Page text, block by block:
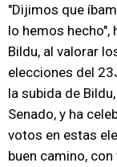
"Dijimos que
lo hemos hecho",
Bildu, al valorar
elecciones del
la subida de
Senado, y ha
votos en estas
buen camino,